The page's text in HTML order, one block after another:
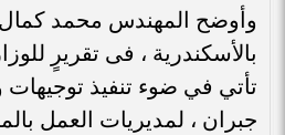
وأوضح المهندس محمد كمال
بالأسكندرية ، فى تقريرٍ
تأتي في ضوء تنفيذ
جبران ، لمديريات العمل